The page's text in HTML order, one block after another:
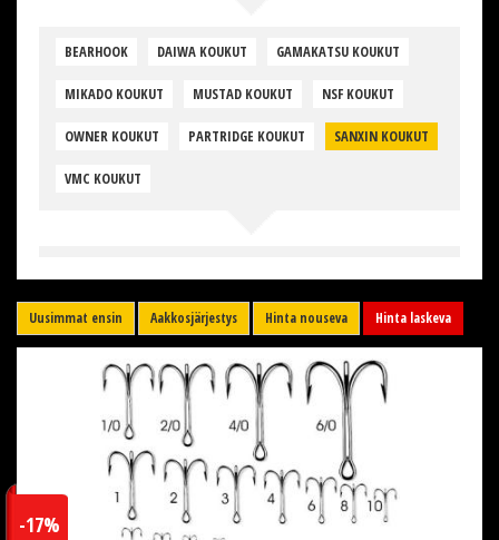
BEARHOOK DAIWA KOUKUT GAMAKATSU KOUKUT
MIKADO KOUKUT MUSTAD KOUKUT NSF KOUKUT
OWNER KOUKUT PARTRIDGE KOUKUT SANXIN KOUKUT
VMC KOUKUT
Uusimmat ensin Aakkosjärjestys Hinta nouseva Hinta laskeva
-17%